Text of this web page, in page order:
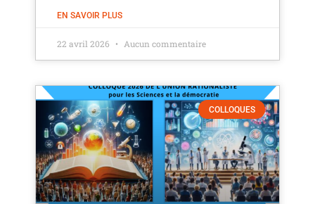
EN SAVOIR PLUS
22 avril 2026 Aucun commentaire
COLLOQUES